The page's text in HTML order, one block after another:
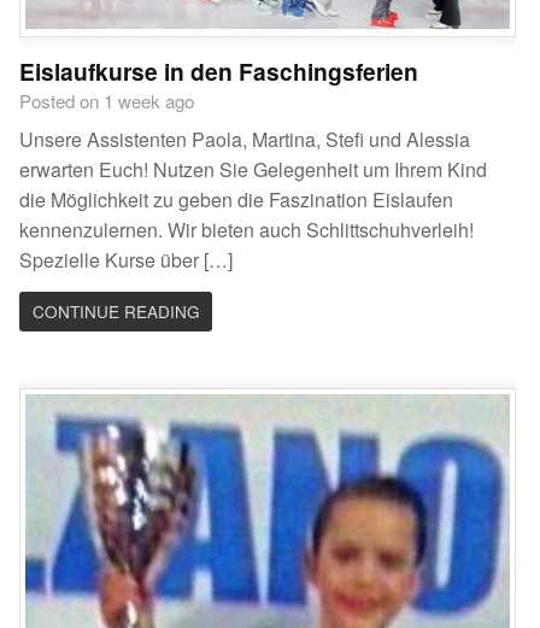
Eislaufkurse in den Faschingsferien
Posted on 1 week ago
Unsere Assistenten Paola, Martina, Stefi und Alessia
erwarten Euch! Nutzen Sie Gelegenheit um Ihrem Kind
die Möglichkeit zu geben die Faszination Eislaufen
kennenzulernen. Wir bieten auch Schlittschuhverleih!
Spezielle Kurse über […]
CONTINUE READING